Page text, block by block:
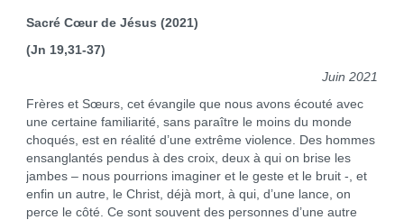
Sacré Cœur de Jésus (2021)
(Jn 19,31-37)
Juin 2021
Frères et Sœurs, cet évangile que nous avons écouté avec
une certaine familiarité, sans paraître le moins du monde
choqués, est en réalité d’une extrême violence. Des hommes
ensanglantés pendus à des croix, deux à qui on brise les
jambes – nous pourrions imaginer et le geste et le bruit -, et
enfin un autre, le Christ, déjà mort, à qui, d’une lance, on
perce le côté. Ce sont souvent des personnes d’une autre